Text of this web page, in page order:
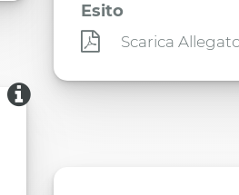
Esito
Scarica